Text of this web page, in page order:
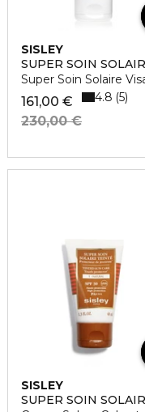
SISLEY
SUPER SOIN
Super Soin Solaire
161,00 €
230,00 €
4.8 5
SISLEY
SUPER SOIN